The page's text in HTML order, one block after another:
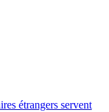
étrangers servent